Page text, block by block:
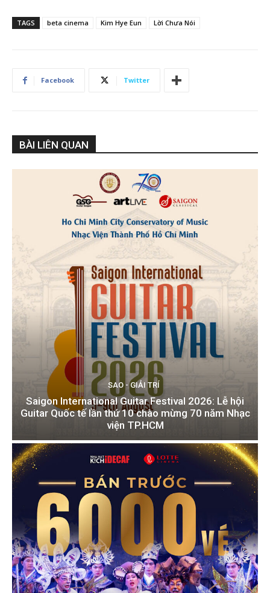
TAGS beta cinema Kim Hye Eun Lời Chưa Nói
Facebook Twitter
BÀI LIÊN QUAN
SAO - GIẢI TRÍ
Saigon International Guitar Festival 2026: Lễ hội
Guitar Quốc tế lần thứ 10 chào mừng 70 năm Nhạc
viện TP.HCM